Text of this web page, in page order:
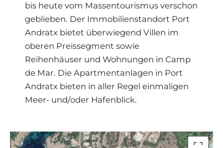
bis heute vom Massentourismus verschon
geblieben. Der Immobilienstandort Port
Andratx bietet überwiegend Villen im
oberen Preissegment sowie
Reihenhäuser und Wohnungen in Camp
de Mar. Die Apartmentanlagen in Port
Andratx bieten in aller Regel einmaligen
Meer- und/oder Hafenblick.